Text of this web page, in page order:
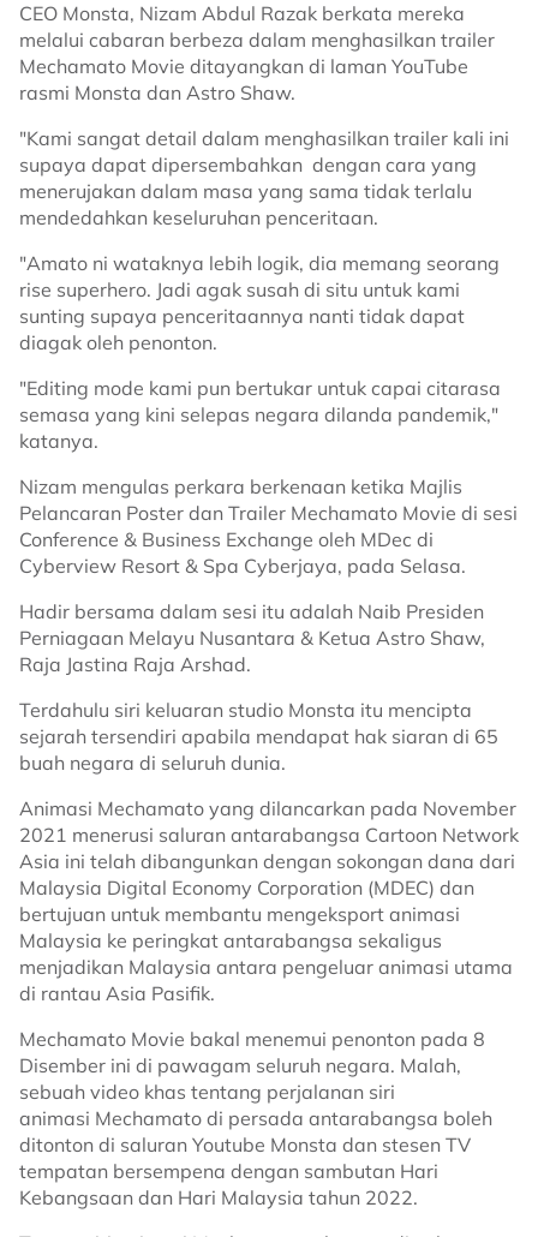
CEO Monsta, Nizam Abdul Razak berkata mereka
melalui cabaran berbeza dalam menghasilkan trailer
Mechamato Movie ditayangkan di laman YouTube
rasmi Monsta dan Astro Shaw.
"Kami sangat detail dalam menghasilkan trailer kali ini
supaya dapat dipersembahkan dengan cara yang
menerujakan dalam masa yang sama tidak terlalu
mendedahkan keseluruhan penceritaan.
"Amato ni wataknya lebih logik, dia memang seorang
rise superhero. Jadi agak susah di situ untuk kami
sunting supaya penceritaannya nanti tidak dapat
diagak oleh penonton.
"Editing mode kami pun bertukar untuk capai citarasa
semasa yang kini selepas negara dilanda pandemik,"
katanya.
Nizam mengulas perkara berkenaan ketika Majlis
Pelancaran Poster dan Trailer Mechamato Movie di sesi
Conference & Business Exchange oleh MDec di
Cyberview Resort & Spa Cyberjaya, pada Selasa.
Hadir bersama dalam sesi itu adalah Naib Presiden
Perniagaan Melayu Nusantara & Ketua Astro Shaw,
Raja Jastina Raja Arshad.
Terdahulu siri keluaran studio Monsta itu mencipta
sejarah tersendiri apabila mendapat hak siaran di 65
buah negara di seluruh dunia.
Animasi Mechamato yang dilancarkan pada November
2021 menerusi saluran antarabangsa Cartoon Network
Asia ini telah dibangunkan dengan sokongan dana dari
Malaysia Digital Economy Corporation (MDEC) dan
bertujuan untuk membantu mengeksport animasi
Malaysia ke peringkat antarabangsa sekaligus
menjadikan Malaysia antara pengeluar animasi utama
di rantau Asia Pasifik.
Mechamato Movie bakal menemui penonton pada 8
Disember ini di pawagam seluruh negara. Malah,
sebuah video khas tentang perjalanan siri
animasi Mechamato di persada antarabangsa boleh
ditonton di saluran Youtube Monsta dan stesen TV
tempatan bersempena dengan sambutan Hari
Kebangsaan dan Hari Malaysia tahun 2022.